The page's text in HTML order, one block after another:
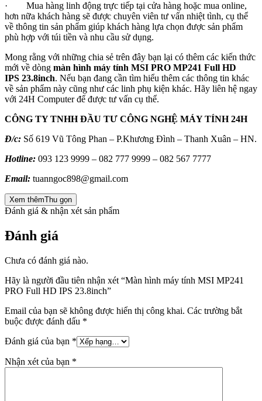
· Mua hàng linh động trực tiếp tại cửa hàng hoặc mua online,
hơn nữa khách hàng sẽ được chuyên viên tư vấn nhiệt tình, cụ thể
về thông tin sản phẩm giúp khách hàng lựa chọn được sản phẩm
phù hợp với túi tiền và nhu cầu sử dụng.
Mong rằng với những chia sẻ trên đây bạn lại có thêm các kiến thức
mới về dòng màn hình máy tính MSI PRO MP241 Full HD
IPS 23.8inch. Nếu bạn đang cần tìm hiểu thêm các thông tin khác
về sản phẩm này cũng như các linh phụ kiện khác. Hãy liên hệ ngay
với 24H Computer để được tư vấn cụ thể.
CÔNG TY TNHH ĐẦU TƯ CÔNG NGHỆ MÁY TÍNH 24H
Đ/c: Số 619 Vũ Tông Phan – P.Khương Đình – Thanh Xuân – HN.
Hotline: 093 123 9999 – 082 777 9999 – 082 567 7777
Email: tuanngoc898@gmail.com
Xem thêmThu gọn
Đánh giá & nhận xét sản phẩm
Đánh giá
Chưa có đánh giá nào.
Hãy là người đầu tiên nhận xét “Màn hình máy tính MSI MP241
PRO Full HD IPS 23.8inch”
Email của bạn sẽ không được hiển thị công khai. Các trường bắt
buộc được đánh dấu *
Đánh giá của bạn *
Nhận xét của bạn *